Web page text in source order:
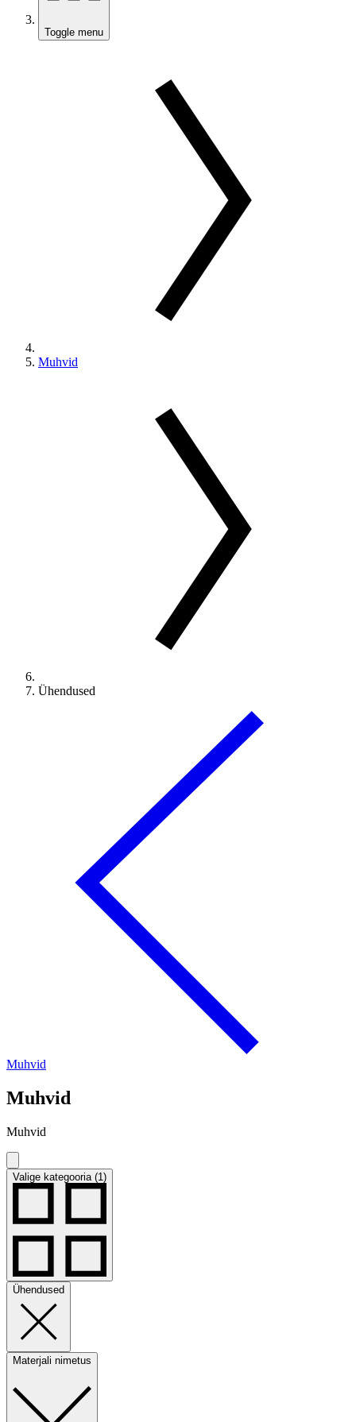
Toggle menu
Muhvid
Ühendused
Muhvid
Muhvid
Muhvid
Valige kategooria (1)
Ühendused
Materjali nimetus